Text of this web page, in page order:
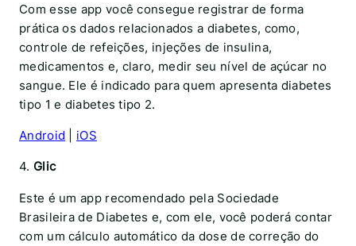
Com esse app você consegue registrar de forma
prática os dados relacionados a diabetes, como,
controle de refeições, injeções de insulina,
medicamentos e, claro, medir seu nível de açúcar no
sangue. Ele é indicado para quem apresenta diabetes
tipo 1 e diabetes tipo 2.
Android iOS
4. Glic
Este é um app recomendado pela Sociedade
Brasileira de Diabetes e, com ele, você poderá contar
com um cálculo automático da dose de correção do